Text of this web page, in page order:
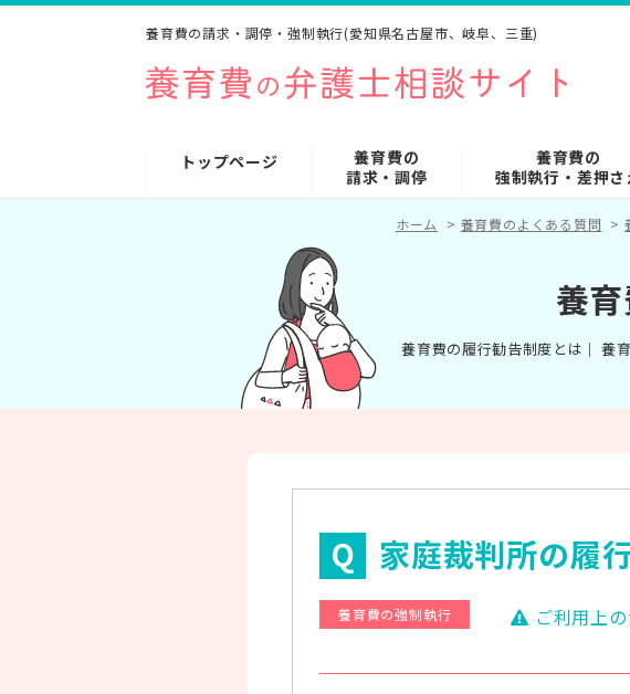
養育費の請求・調停・強制執行(愛知県名古屋市、岐阜、三重)
トップページ
養育費の
請求・調停
養育費の
強制執行・差押さ
ホーム > 養育費のよくある質問 >
養
養育費の履行勧告制度とは｜ 養
家庭裁判所の履
養育費の強制執行 ご利用上